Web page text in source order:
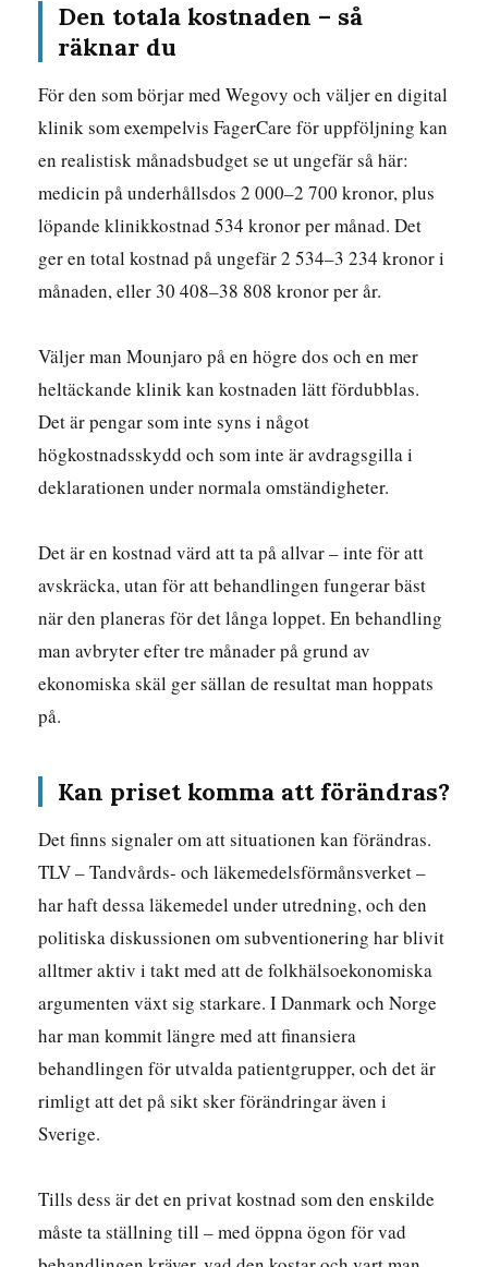
Den totala kostnaden – så
räknar du
För den som börjar med Wegovy och väljer en digital
klinik som exempelvis FagerCare för uppföljning kan
en realistisk månadsbudget se ut ungefär så här:
medicin på underhållsdos 2 000–2 700 kronor, plus
löpande klinikkostnad 534 kronor per månad. Det
ger en total kostnad på ungefär 2 534–3 234 kronor i
månaden, eller 30 408–38 808 kronor per år.
Väljer man Mounjaro på en högre dos och en mer
heltäckande klinik kan kostnaden lätt fördubblas.
Det är pengar som inte syns i något
högkostnadsskydd och som inte är avdragsgilla i
deklarationen under normala omständigheter.
Det är en kostnad värd att ta på allvar – inte för att
avskräcka, utan för att behandlingen fungerar bäst
när den planeras för det långa loppet. En behandling
man avbryter efter tre månader på grund av
ekonomiska skäl ger sällan de resultat man hoppats
på.
Kan priset komma att förändras?
Det finns signaler om att situationen kan förändras.
TLV – Tandvårds- och läkemedelsförmånsverket –
har haft dessa läkemedel under utredning, och den
politiska diskussionen om subventionering har blivit
alltmer aktiv i takt med att de folkhälsoekonomiska
argumenten växt sig starkare. I Danmark och Norge
har man kommit längre med att finansiera
behandlingen för utvalda patientgrupper, och det är
rimligt att det på sikt sker förändringar även i
Sverige.
Tills dess är det en privat kostnad som den enskilde
måste ta ställning till – med öppna ögon för vad